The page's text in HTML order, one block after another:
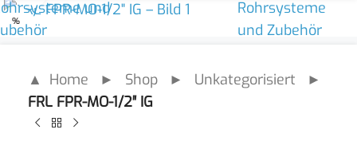
%
▲ Home ► Shop ► Unkategorisiert ►
FRL FPR-MO-1/2″ IG